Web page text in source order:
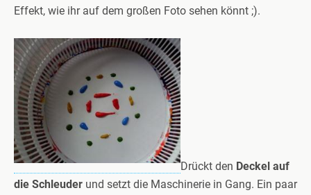
Effekt, wie ihr auf dem großen Foto sehen könnt ;).
Drückt den Deckel auf
die Schleuder und setzt die Maschinerie in Gang. Ein paar